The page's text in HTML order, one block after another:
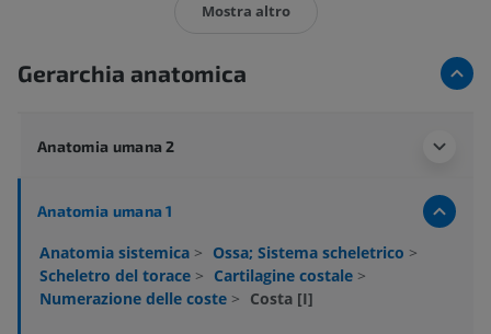
Mostra altro
Gerarchia anatomica
Anatomia umana 2
Anatomia umana 1
Anatomia sistemica > Ossa; Sistema scheletrico >
Scheletro del torace > Cartilagine costale >
Numerazione delle coste > Costa [I]